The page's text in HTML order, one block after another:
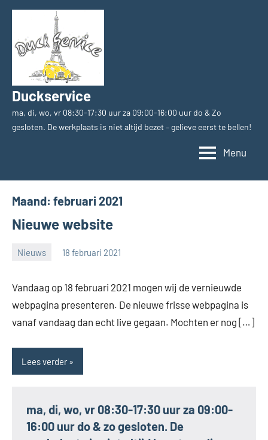
inhoud
Duckservice
ma, di, wo, vr 08:30-17:30 uur za 09:00-16:00 uur do & Zo
gesloten. De werkplaats is niet altijd bezet – gelieve eerst te bellen!
Menu
Maand: februari 2021
Nieuwe website
Nieuws 18 februari 2021
Vandaag op 18 februari 2021 mogen wij de vernieuwde
webpagina presenteren. De nieuwe frisse webpagina is
vanaf vandaag dan echt live gegaan. Mochten er nog […]
Lees verder
ma, di, wo, vr 08:30-17:30 uur za 09:00-
16:00 uur do & zo gesloten. De